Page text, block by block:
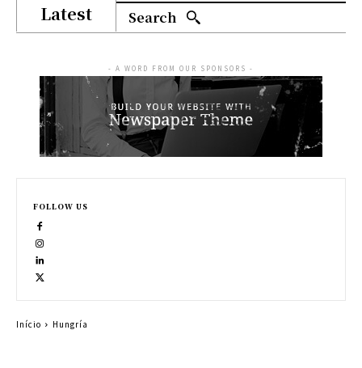
Latest Search
- A WORD FROM OUR SPONSORS -
FOLLOW US
Início Hungría